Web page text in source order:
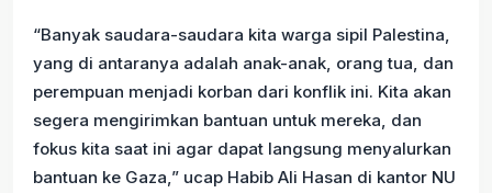
“Banyak saudara-saudara kita warga sipil Palestina,
yang di antaranya adalah anak-anak, orang tua, dan
perempuan menjadi korban dari konflik ini. Kita akan
segera mengirimkan bantuan untuk mereka, dan
fokus kita saat ini agar dapat langsung menyalurkan
bantuan ke Gaza,” ucap Habib Ali Hasan di kantor NU